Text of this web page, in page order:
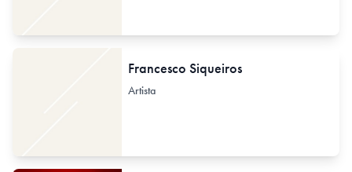
Francesco Siqueiros
Artista